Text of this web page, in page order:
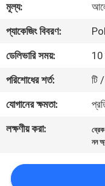
নিয়ন্ত্রণ
যোগাযোগ
করুন
উদ্ধৃতির
জন্য
মূল্য:
প্যাকেজিং বিবরণ:
ডেলিভারি সময়:
10
পরিশোধের শর্ত:
টি
যোগানের ক্ষমতা:
লক্ষণীয় করা:
ব্রেক
নন